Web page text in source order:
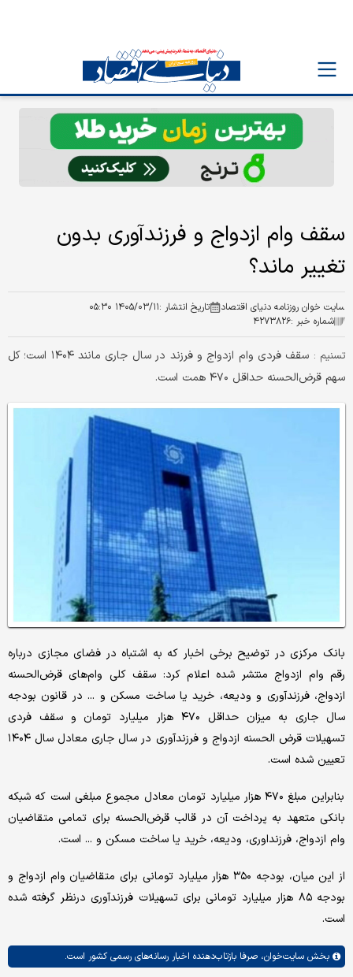
سقف وام ازدواج و فرزندآوری بدون
تغییر ماند؟
سایت خوان روزنامه دنیای اقتصاد تاریخ انتشار :۱۴۰۵/۰۳/۱۱ ۰۵:۳۰
شماره خبر :۴۲۷۳۸۲۶
تسنیم :
سقف فردی وام‌ ازدواج و فرزند در سال جاری مانند ۱۴۰۴ است؛ کل
سهم قرض‌الحسنه حداقل ۴۷۰ همت است.
بانک مرکزی در توضیح برخی اخبار که به اشتباه در فضای مجازی درباره
رقم وام ازدواج منتشر شده اعلام کرد: سقف کلی وام‌های قرض‌الحسنه
ازدواج، فرزندآوری و ودیعه، خرید یا ساخت مسکن و ... در قانون بودجه
سال جاری به میزان حداقل ۴۷۰ هزار میلیارد تومان و سقف فردی
تسهیلات قرض الحسنه ازدواج و فرزندآوری در سال جاری معادل سال ۱۴۰۴
تعیین شده است.
بنابراین مبلغ ۴۷۰ هزار میلیارد تومان معادل مجموع مبلغی است که شبکه
بانکی متعهد به پرداخت آن در قالب قرض‌الحسنه برای تمامی متقاضیان
وام ازدواج، فرزنداوری، ودیعه، خرید یا ساخت مسکن و ... است.
از این میان، بودجه ۳۵۰ هزار میلیارد تومانی برای متقاضیان وام ازدواج و
بودجه ۸۵ هزار میلیارد تومانی برای تسهیلات فرزندآوری درنظر گرفته شده
است.
بخش سایت‌خوان، صرفا بازتاب‌دهنده اخبار رسانه‌های رسمی کشور است.